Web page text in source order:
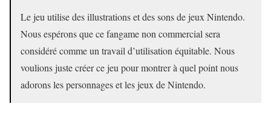
Le jeu utilise des illustrations et des sons de jeux Nintendo.
Nous espérons que ce fangame non commercial sera
considéré comme un travail d’utilisation équitable. Nous
voulions juste créer ce jeu pour montrer à quel point nous
adorons les personnages et les jeux de Nintendo.